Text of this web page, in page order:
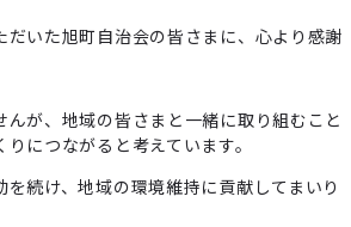
だいた旭町自治会の皆さまに、心より感謝
んが、地域の皆さまと一緒に取り組むこと
につながると考えています。
続け、地域の環境維持に貢献してまいり